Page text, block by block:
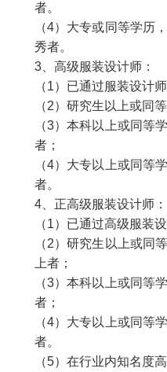
者。
（4）大专或同等学历
秀者。
3 、高级服装设计师：
（1）已通过服装设计
（2）研究生以上或同等
（3）本科以上或同等
者；
（4）大专以上或同等
者。
4 、正高级服装设计师：
（1）已通过高级服装
（2）研究生以上或同
上者；
（3）本科以上或同等
者；
（4）大专以上或同等
者。
（5）在行业内知名度